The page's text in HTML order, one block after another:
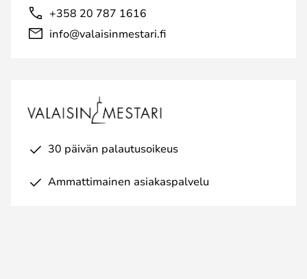
+358 20 787 1616
info@valaisinmestari.fi
30 päivän palautusoikeus
Ammattimainen asiakaspalvelu